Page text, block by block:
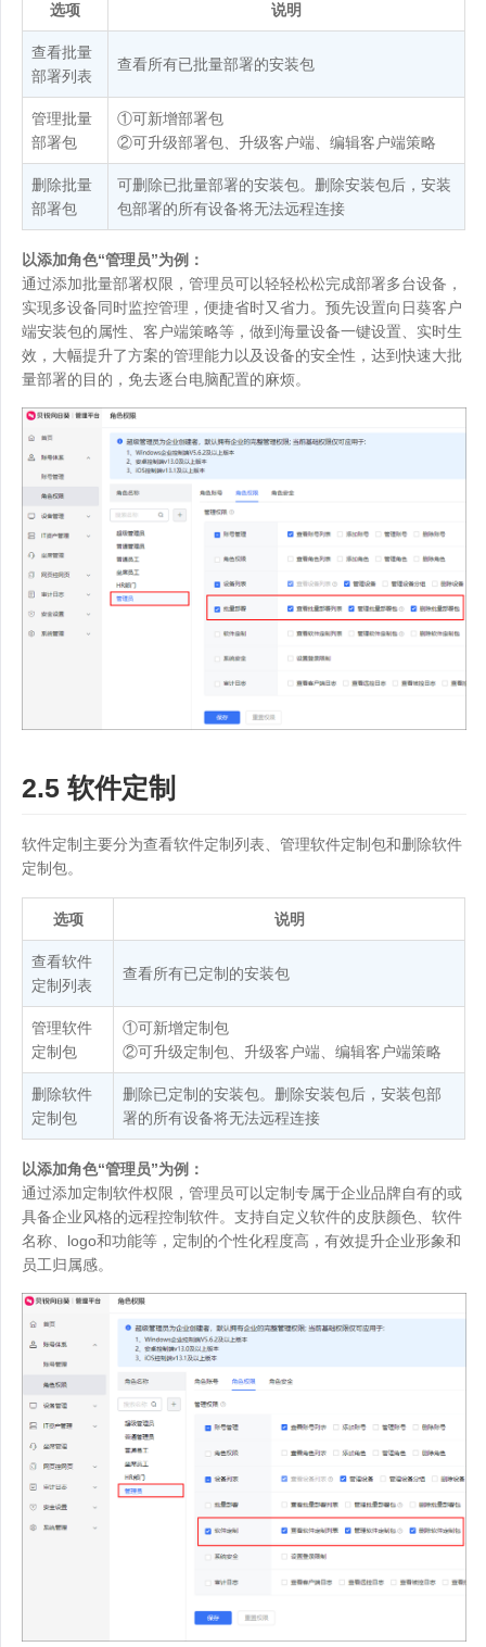
选项 说明
查看批量
部署列表
查看所有已批量部署的安装包
管理批量
部署包
①可新增部署包
②可升级部署包、升级客户端、编辑客户端策略
删除批量
部署包
可删除已批量部署的安装包。删除安装包后，安装
包部署的所有设备将无法远程连接
以添加角色“管理员”为例：
通过添加批量部署权限，管理员可以轻轻松松完成部署多台设备，
实现多设备同时监控管理，便捷省时又省力。预先设置向日葵客户
端安装包的属性、客户端策略等，做到海量设备一键设置、实时生
效，大幅提升了方案的管理能力以及设备的安全性，达到快速大批
量部署的目的，免去逐台电脑配置的麻烦。
2.5 软件定制
软件定制主要分为查看软件定制列表、管理软件定制包和删除软件
定制包。
选项 说明
查看软件
定制列表
查看所有已定制的安装包
管理软件
定制包
①可新增定制包
②可升级定制包、升级客户端、编辑客户端策略
删除软件
定制包
删除已定制的安装包。删除安装包后，安装包部
署的所有设备将无法远程连接
以添加角色“管理员”为例：
通过添加定制软件权限，管理员可以定制专属于企业品牌自有的或
具备企业风格的远程控制软件。支持自定义软件的皮肤颜色、软件
名称、logo和功能等，定制的个性化程度高，有效提升企业形象和
员工归属感。